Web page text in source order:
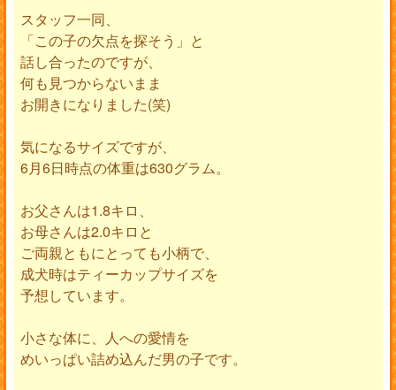
スタッフ一同、
「この子の欠点を探そう」と
話し合ったのですが、
何も見つからないまま
お開きになりました(笑)
気になるサイズですが、
6月6日時点の体重は630グラム。
お父さんは1.8キロ、
お母さんは2.0キロと
ご両親ともにとっても小柄で、
成犬時はティーカップサイズを
予想しています。
小さな体に、人への愛情を
めいっぱい詰め込んだ男の子です。